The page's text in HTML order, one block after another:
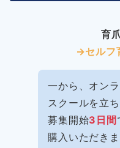
育
→セルフ
一から、オン
スクールを立
募集開始3日間
購入いただきま